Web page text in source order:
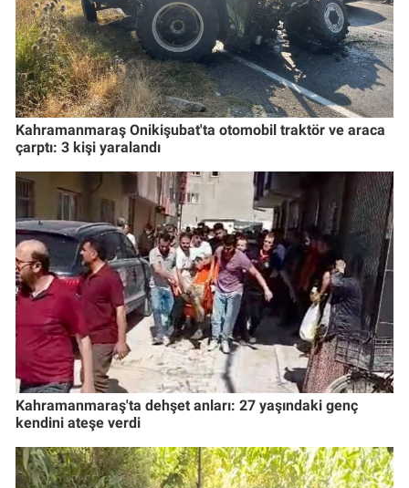
Kahramanmaraş Onikişubat'ta otomobil traktör ve araca
çarptı: 3 kişi yaralandı
Kahramanmaraş'ta dehşet anları: 27 yaşındaki genç
kendini ateşe verdi